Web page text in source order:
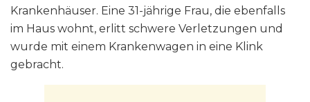
Krankenhäuser. Eine 31-jährige Frau, die ebenfalls
im Haus wohnt, erlitt schwere Verletzungen und
wurde mit einem Krankenwagen in eine Klink
gebracht.